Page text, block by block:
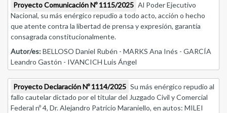
Proyecto Comunicación Nº 1115/2025 Al Poder Ejecutivo
Nacional, su más enérgico repudio a todo acto, acción o hecho
que atente contra la libertad de prensa y expresión, garantía
consagrada constitucionalmente.
Autor/es:BELLOSO Daniel Rubén - MARKS Ana Inés - GARCÍA
Leandro Gastón - IVANCICH Luis Ángel
Proyecto Declaración Nº 1114/2025 Su más enérgico repudio al
fallo cautelar dictado por el titular del Juzgado Civil y Comercial
Federal nº 4, Dr. Alejandro Patricio Maraniello, en autos: MILEI